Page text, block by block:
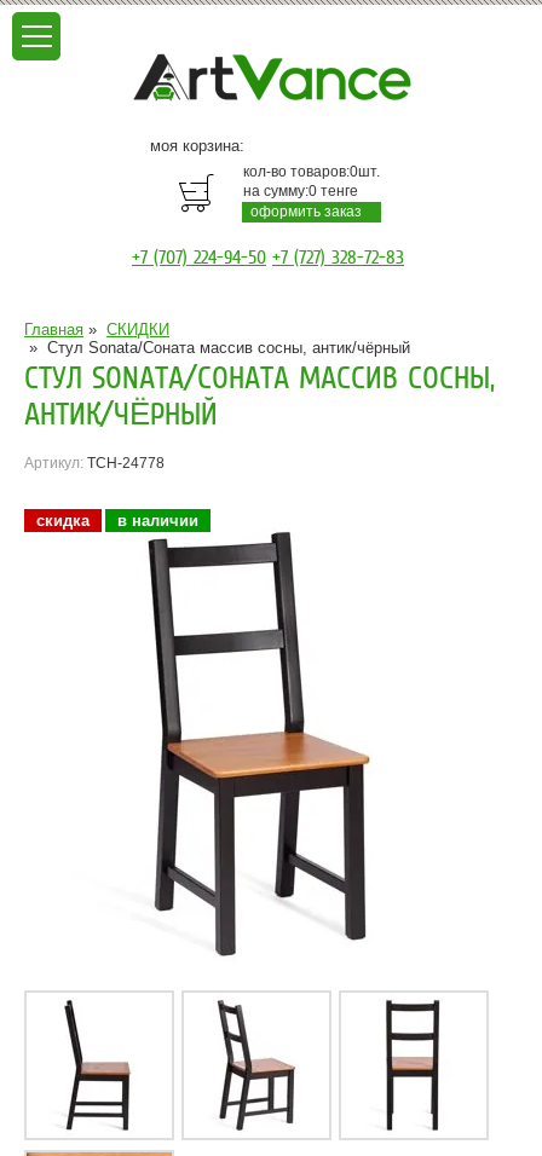
моя корзина:
кол-во товаров:0шт.
на сумму:0 тенге
оформить заказ
+7 (707) 224-94-50 +7 (727) 328-72-83
Главная » СКИДКИ
» Стул Sonata/Соната массив сосны, антик/чёрный
СТУЛ SONATA/СОНАТА МАССИВ СОСНЫ,
АНТИК/ЧЁРНЫЙ
Артикул: TCH-24778
скидка в наличии